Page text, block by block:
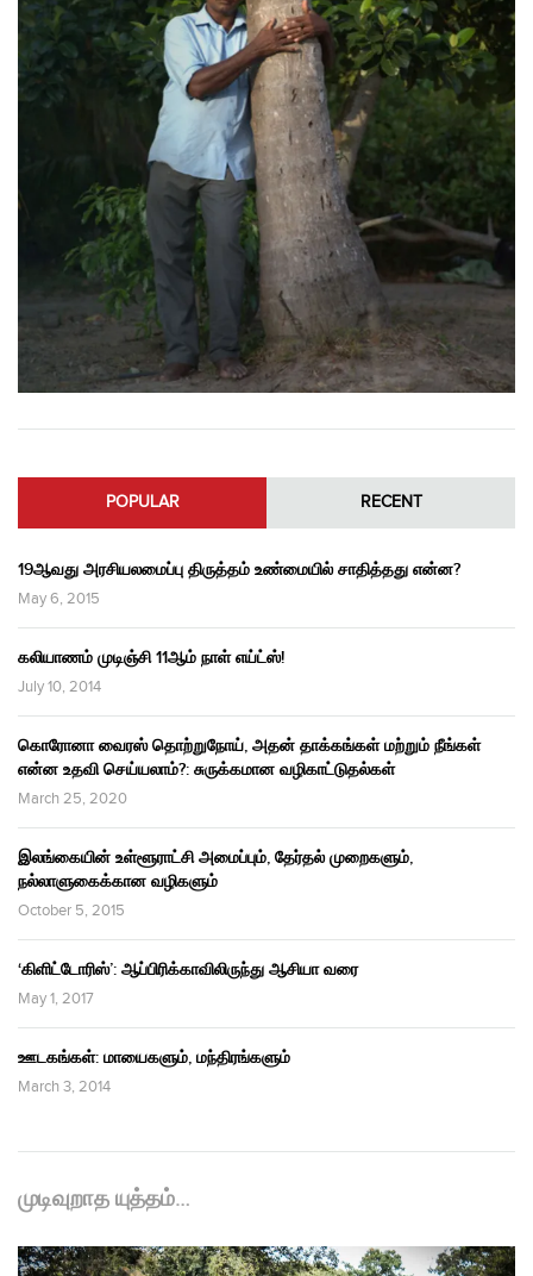
POPULAR RECENT
19ஆவது அரசியலமைப்பு திருத்தம் உண்மையில் சாதித்தது என்ன?
May 6, 2015
கலியாணம் முடிஞ்சி 11ஆம் நாள் எய்ட்ஸ்!
July 10, 2014
கொரோனா வைரஸ் தொற்றுநோய், அதன் தாக்கங்கள் மற்றும் நீங்கள்
என்ன உதவி செய்யலாம்?: சுருக்கமான வழிகாட்டுதல்கள்
March 25, 2020
இலங்கையின் உள்ளூராட்சி அமைப்பும், தேர்தல் முறைகளும்,
நல்லாளுகைக்கான வழிகளும்
October 5, 2015
‘கிளிட்டோரிஸ்’: ஆப்பிரிக்காவிலிருந்து ஆசியா வரை
May 1, 2017
ஊடகங்கள்: மாயைகளும், மந்திரங்களும்
March 3, 2014
முடிவுறாத யுத்தம்…